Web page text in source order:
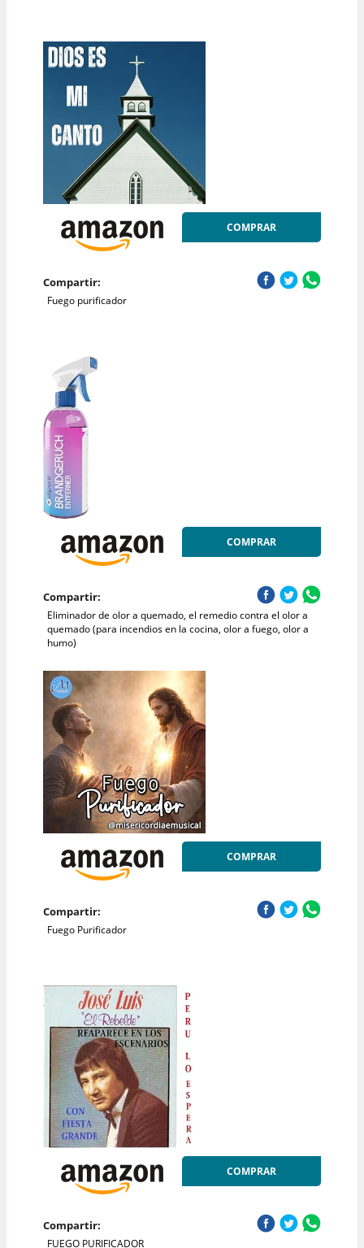
COMPRAR
Compartir:
Fuego purificador
COMPRAR
Compartir:
Eliminador de olor a quemado, el remedio contra el olor a
quemado (para incendios en la cocina, olor a fuego, olor a
humo)
COMPRAR
Compartir:
Fuego Purificador
COMPRAR
Compartir:
FUEGO PURIFICADOR